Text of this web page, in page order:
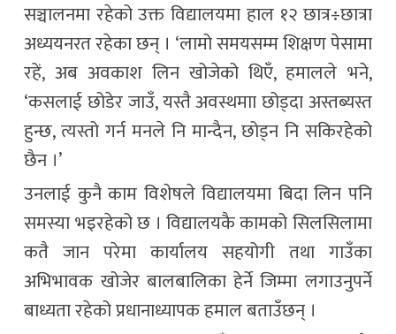
सञ्चालनमा रहेको उक्त विद्यालयमा हाल १२ छात्र÷छात्रा
अध्ययनरत रहेका छन् । ‘लामो समयसम्म शिक्षण पेसामा
रहें, अब अवकाश लिन खोजेको थिएँ, हमालले भने,
‘कसलाई छोडेर जाउँ, यस्तै अवस्थमाा छोड्दा अस्तब्यस्त
हुन्छ, त्यस्तो गर्न मनले नि मान्दैन, छोड्न नि सकिरहेको
छैन ।’
उनलाई कुनै काम विशेषले विद्यालयमा बिदा लिन पनि
समस्या भइरहेको छ । विद्यालयकै कामको सिलसिलामा
कतै जान परेमा कार्यालय सहयोगी तथा गाउँका
अभिभावक खोजेर बालबालिका हेर्ने जिम्मा लगाउनुपर्ने
बाध्यता रहेको प्रधानाध्यापक हमाल बताउँछन् ।